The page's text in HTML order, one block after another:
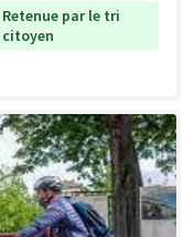
Retenue par le tri
citoyen